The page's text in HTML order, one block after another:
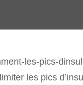
les-pics-
les pics